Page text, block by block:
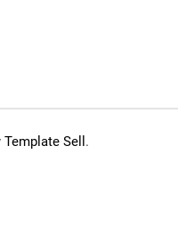
Template Sell .